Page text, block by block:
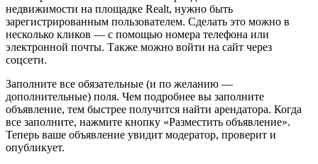
недвижимости на площадке Realt, нужно быть
зарегистрированным пользователем. Сделать это можно в
несколько кликов — с помощью номера телефона или
электронной почты. Также можно войти на сайт через
соцсети.
Заполните все обязательные (и по желанию —
дополнительные) поля. Чем подробнее вы заполните
объявление, тем быстрее получится найти арендатора. Когда
все заполните, нажмите кнопку «Разместить объявление».
Теперь ваше объявление увидит модератор, проверит и
опубликует.